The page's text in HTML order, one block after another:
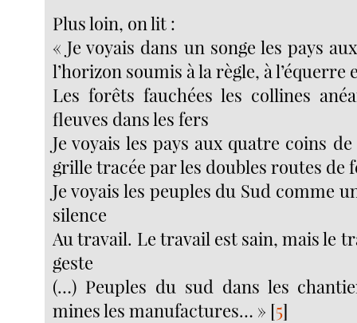
Plus loin, on lit :
« Je voyais dans un songe les pays
l’horizon soumis à la règle, à l’équerre
Les forêts fauchées les collines
fleuves dans les fers
Je voyais les pays aux quatre coins
grille tracée par les doubles routes de
Je voyais les peuples du Sud comme
silence
Au travail. Le travail est sain, mais le
geste
(…) Peuples du sud dans les
mines les manufactures… » [5]